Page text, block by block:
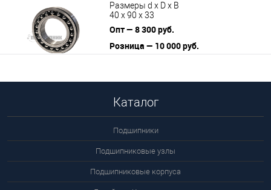
Размеры d x D x B
40 x 90 x 33
Опт — 8 300 руб.
Розница — 10 000 руб.
Каталог
Подшипники
Подшипниковые узлы
Подшипниковые корпуса